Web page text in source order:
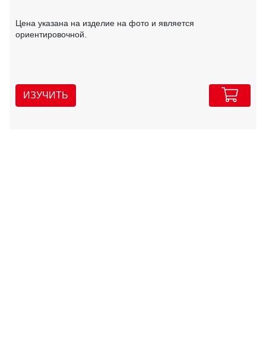
Цена указана на изделие на фото и является
ориентировочной.
ИЗУЧИТЬ